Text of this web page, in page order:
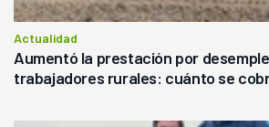
Actualidad
Aumentó la prestación por
trabajadores rurales: cuánto se